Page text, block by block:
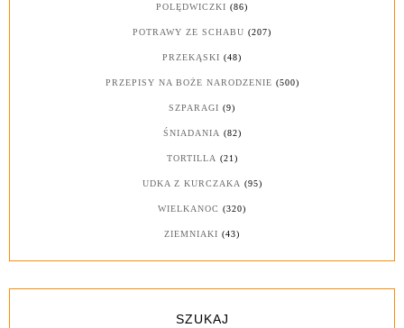
POLĘDWICZKI (86)
POTRAWY ZE SCHABU (207)
PRZEKĄSKI (48)
PRZEPISY NA BOŻE NARODZENIE (500)
SZPARAGI (9)
ŚNIADANIA (82)
TORTILLA (21)
UDKA Z KURCZAKA (95)
WIELKANOC (320)
ZIEMNIAKI (43)
SZUKAJ